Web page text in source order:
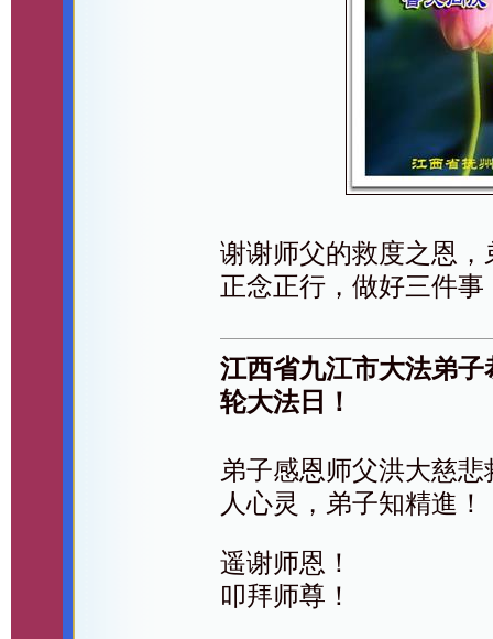
谢谢师父的救度之恩
正念正行，做好三件
江西省九江市大法弟
轮大法日！
弟子感恩师父洪大慈悲
人心灵，弟子知精進！
遥谢师恩！
叩拜师尊！